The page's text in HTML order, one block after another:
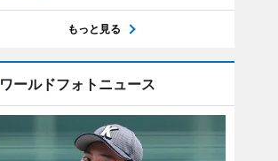
もっと見る
ワールドフォトニュース